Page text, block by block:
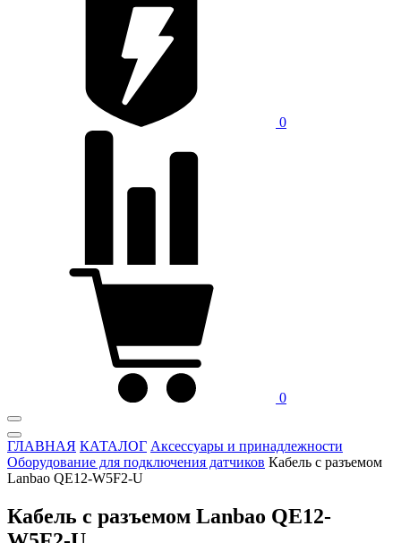
0
0
ГЛАВНАЯ КАТАЛОГ Аксессуары и принадлежности
Оборудование для подключения датчиков Кабель с разъемом
Lanbao QE12-W5F2-U
Кабель с разъемом Lanbao QE12-